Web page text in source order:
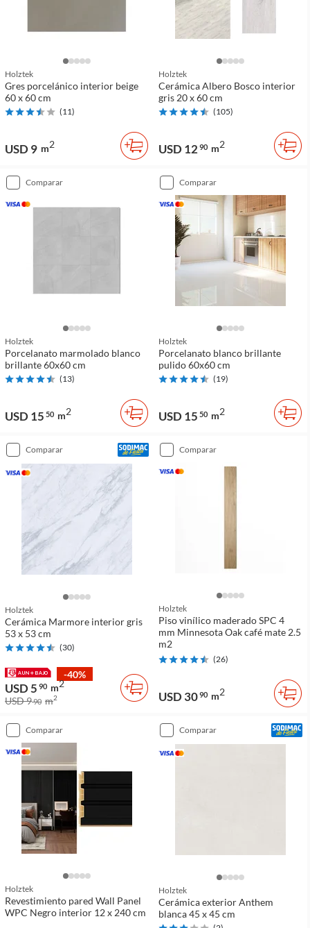
Holztek
Gres porcelánico interior beige
60 x 60 cm
(11)
USD 9 m2
Holztek
Cerámica Albero Bosco interior
gris 20 x 60 cm
(105)
USD 1290 m2
comparar
Holztek
Porcelanato marmolado blanco
brillante 60x60 cm
(13)
USD 15 50 m2
comparar
Holztek
Porcelanato blanco brillante
pulido 60x60 cm
(19)
USD 15 50 m2
comparar
Holztek
Cerámica Marmore interior gris
53 x 53 cm
(30)
-40%
USD 5 90 m2
USD 990 m2
comparar
Holztek
Piso vinílico maderado SPC 4
mm Minnesota Oak café mate 2.5
m2
(26)
USD 3090 m2
comparar
Holztek
Revestimiento pared Wall Panel
WPC Negro interior 12 x 240 cm
comparar
Holztek
Cerámica exterior Anthem
blanca 45 x 45 cm